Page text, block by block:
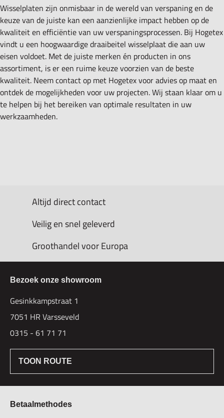
Wisselplaten zijn onmisbaar in de wereld van verspaning en de
keuze van de juiste kan een aanzienlijke impact hebben op de
kwaliteit en efficiëntie van uw verspaningsprocessen. Bij Hogetex
vindt u een hoogwaardige draaibeitel wisselplaat die aan uw
eisen voldoet. Met de juiste merken én producten in ons
assortiment, is er een ruime keuze voorzien van de beste
kwaliteit. Neem contact op met Hogetex voor advies op maat en
ontdek de mogelijkheden voor uw projecten. Wij staan klaar om u
te helpen bij het bereiken van optimale resultaten in uw
werkzaamheden.
Altijd direct contact
Veilig en snel geleverd
Groothandel voor Europa
Bezoek onze showroom
Gesinkkampstraat 1
7051 HR Varsseveld
0315 - 61 71 71
TOON ROUTE
Betaalmethodes